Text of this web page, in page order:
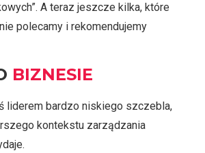
A teraz jeszcze kilka, które
polecamy i rekomendujemy
BIZNESIE
liderem bardzo niskiego szczebla,
kontekstu zarządzania